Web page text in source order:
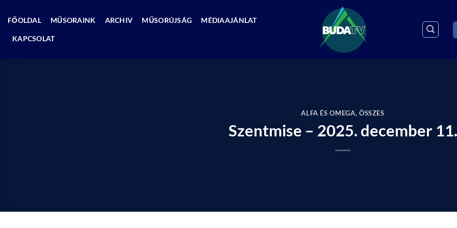
FŐOLDAL MŰSORAINK ARCHIV MŰSORÚJSÁG MÉDIAAJÁNLAT
KAPCSOLAT
ALFA ÉS OMEGA, ÖSSZES
Szentmise – 2025. december 11.